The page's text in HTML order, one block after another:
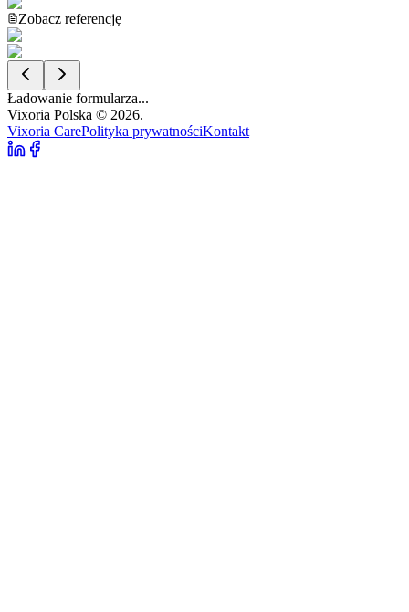
Zobacz referencję
Ładowanie formularza...
Vixoria Polska © 2026.
Vixoria CarePolityka prywatnościKontakt